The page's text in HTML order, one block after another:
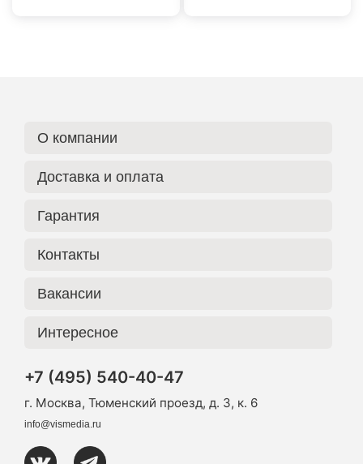
О компании
Доставка и оплата
Гарантия
Контакты
Вакансии
Интересное
+7 (495) 540-40-47
г. Москва, Тюменский проезд, д. 3, к. 6
info@vismedia.ru